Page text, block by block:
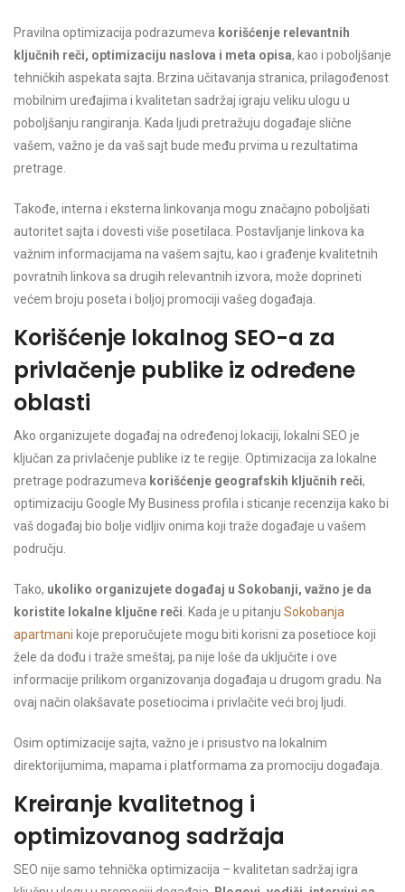
Pravilna optimizacija podrazumeva korišćenje relevantnih
ključnih reči, optimizaciju naslova i meta opisa, kao i poboljšanje
tehničkih aspekata sajta. Brzina učitavanja stranica, prilagođenost
mobilnim uređajima i kvalitetan sadržaj igraju veliku ulogu u
poboljšanju rangiranja. Kada ljudi pretražuju događaje slične
vašem, važno je da vaš sajt bude među prvima u rezultatima
pretrage.
Takođe, interna i eksterna linkovanja mogu značajno poboljšati
autoritet sajta i dovesti više posetilaca. Postavljanje linkova ka
važnim informacijama na vašem sajtu, kao i građenje kvalitetnih
povratnih linkova sa drugih relevantnih izvora, može doprineti
većem broju poseta i boljoj promociji vašeg događaja.
Korišćenje lokalnog SEO-a za
privlačenje publike iz određene
oblasti
Ako organizujete događaj na određenoj lokaciji, lokalni SEO je
ključan za privlačenje publike iz te regije. Optimizacija za lokalne
pretrage podrazumeva korišćenje geografskih ključnih reči,
optimizaciju Google My Business profila i sticanje recenzija kako bi
vaš događaj bio bolje vidljiv onima koji traže događaje u vašem
području.
Tako, ukoliko organizujete događaj u Sokobanji, važno je da
koristite lokalne ključne reči . Kada je u pitanju Sokobanja
apartmani koje preporučujete mogu biti korisni za posetioce koji
žele da dođu i traže smeštaj, pa nije loše da uključite i ove
informacije prilikom organizovanja događaja u drugom gradu. Na
ovaj način olakšavate posetiocima i privlačite veći broj ljudi.
Osim optimizacije sajta, važno je i prisustvo na lokalnim
direktorijumima, mapama i platformama za promociju događaja.
Kreiranje kvalitetnog i
optimizovanog sadržaja
SEO nije samo tehnička optimizacija – kvalitetan sadržaj igra